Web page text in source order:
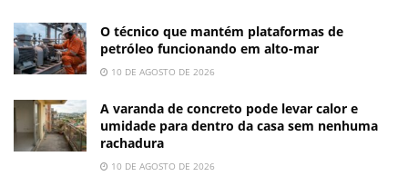
O técnico que mantém plataformas de
petróleo funcionando em alto-mar
10 DE AGOSTO DE 2026
A varanda de concreto pode levar calor e
umidade para dentro da casa sem nenhuma
rachadura
10 DE AGOSTO DE 2026